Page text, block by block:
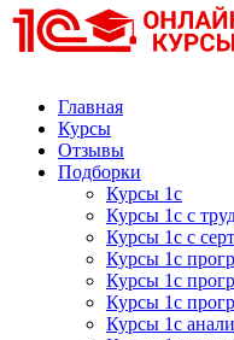
Курсы 1С
Курсы 1С официальная
Главная
Курсы
Отзывы
Подборки
Курсы 1с
Курсы 1с с
Курсы 1с с
Курсы 1с
Курсы 1с
Курсы 1с
Курсы 1с